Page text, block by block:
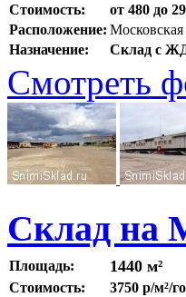
Стоимость:
от 480 до
Расположение:
Назначение:
Склад с
Смотреть
Склад на
Площадь: 1440 м²
Стоимость:
3750 р/м²/